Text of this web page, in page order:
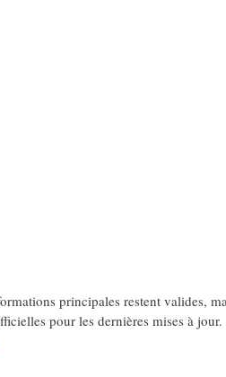
principales restent valides,
pour les dernières mises à